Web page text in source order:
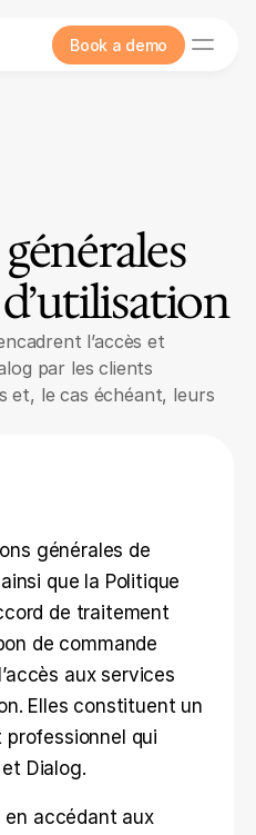
Book a demo
l’accès et
par les clients
et, le cas échéant, leurs
générales de
que la Politique
de traitement
de commande
aux services
Elles constituent un
qui
Dialog.
en accédant aux